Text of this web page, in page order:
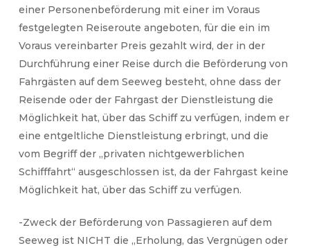
einer Personenbeförderung mit einer im Voraus
festgelegten Reiseroute angeboten, für die ein im
Voraus vereinbarter Preis gezahlt wird, der in der
Durchführung einer Reise durch die Beförderung von
Fahrgästen auf dem Seeweg besteht, ohne dass der
Reisende oder der Fahrgast der Dienstleistung die
Möglichkeit hat, über das Schiff zu verfügen, indem er
eine entgeltliche Dienstleistung erbringt, und die
vom Begriff der „privaten nichtgewerblichen
Schifffahrt“ ausgeschlossen ist, da der Fahrgast keine
Möglichkeit hat, über das Schiff zu verfügen.
-Zweck der Beförderung von Passagieren auf dem
Seeweg ist NICHT die „Erholung, das Vergnügen oder